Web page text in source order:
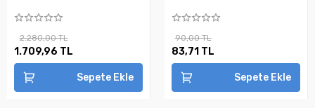
2.280,00 TL
1.709,96 TL
Sepete Ekle
90,00 TL
83,71 TL
Sepete Ekle